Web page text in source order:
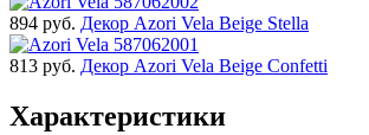
894 руб. Декор Azori Vela Beige Stella
813 руб. Декор Azori Vela Beige Confetti
Характеристики